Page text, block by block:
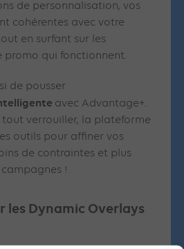
de personnalisation, vos
cohérentes avec votre
en surfant sur les
promo qui fonctionnent.
de pousser
avec Advantage+.
tout verrouiller, la plateforme
outils pour affiner vos
de contraintes et plus
!
les Dynamic Overlays